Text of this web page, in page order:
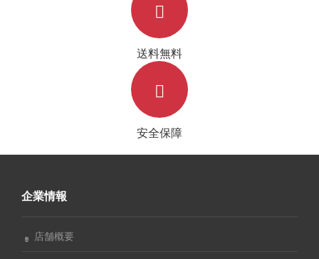
送料無料
安全保障
企業情報
店舗概要